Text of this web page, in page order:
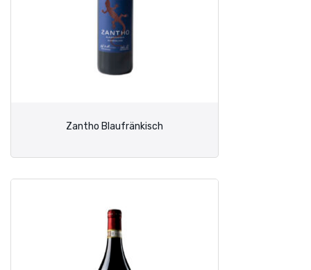
Zantho Blaufränkisch